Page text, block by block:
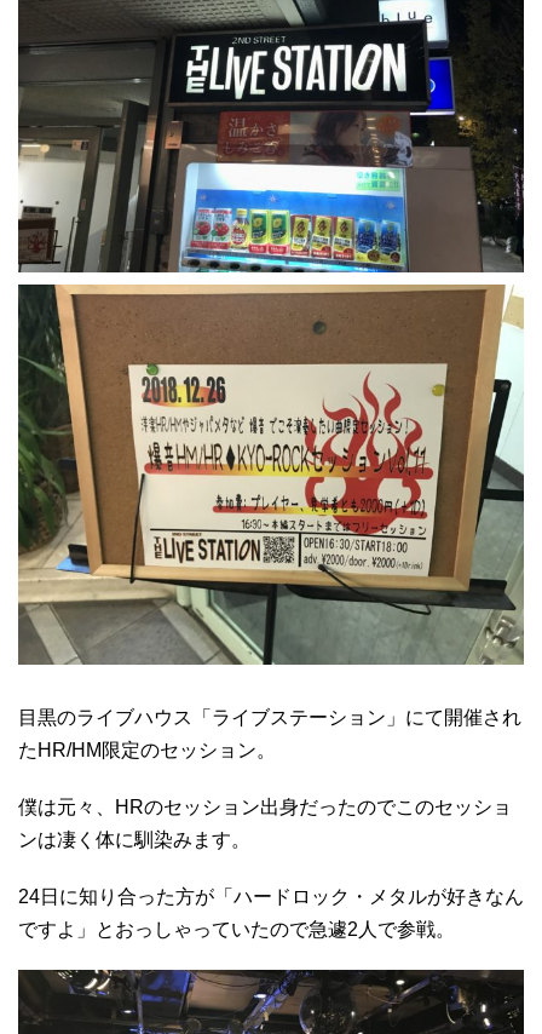
目黒のライブハウス「ライブステーション」にて開催され
たHR/HM限定のセッション。
僕は元々、HRのセッション出身だったのでこのセッショ
ンは凄く体に馴染みます。
24日に知り合った方が「ハードロック・メタルが好きなん
ですよ」とおっしゃっていたので急遽2人で参戦。